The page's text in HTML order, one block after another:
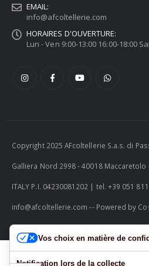
EMAIL:
info@afcoltellerie.com
HORAIRES D'OUVERTURE:
Lun - Ven 9:00-13:00 16:00-18:00
Copyright 2025 AFcoltellerie S.a.s. di
Galliera Nord 2998 - 40018 Maccaretolo
ITALY P.I. 04230081202 | tel. +39 051
info@afcoltellerie.com -- Powered by
Vos choix en matière de
Notification lors de la collecte